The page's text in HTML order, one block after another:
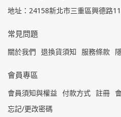
地址：24158新北市三重區興德路
常見問題
關於我們 退換貨須知 服務條款
會員專區
會員須知與權益 付款方式 註冊
忘記/更改密碼